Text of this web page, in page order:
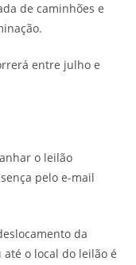
de caminhões e
entre julho e
o leilão
pelo e-mail
da
o local do leilão é